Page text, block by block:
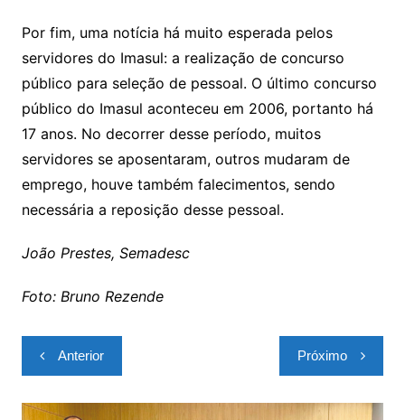
Por fim, uma notícia há muito esperada pelos
servidores do Imasul: a realização de concurso
público para seleção de pessoal. O último concurso
público do Imasul aconteceu em 2006, portanto há
17 anos. No decorrer desse período, muitos
servidores se aposentaram, outros mudaram de
emprego, houve também falecimentos, sendo
necessária a reposição desse pessoal.
João Prestes, Semadesc
Foto: Bruno Rezende
Navegação
de
Post
Anterior Próximo